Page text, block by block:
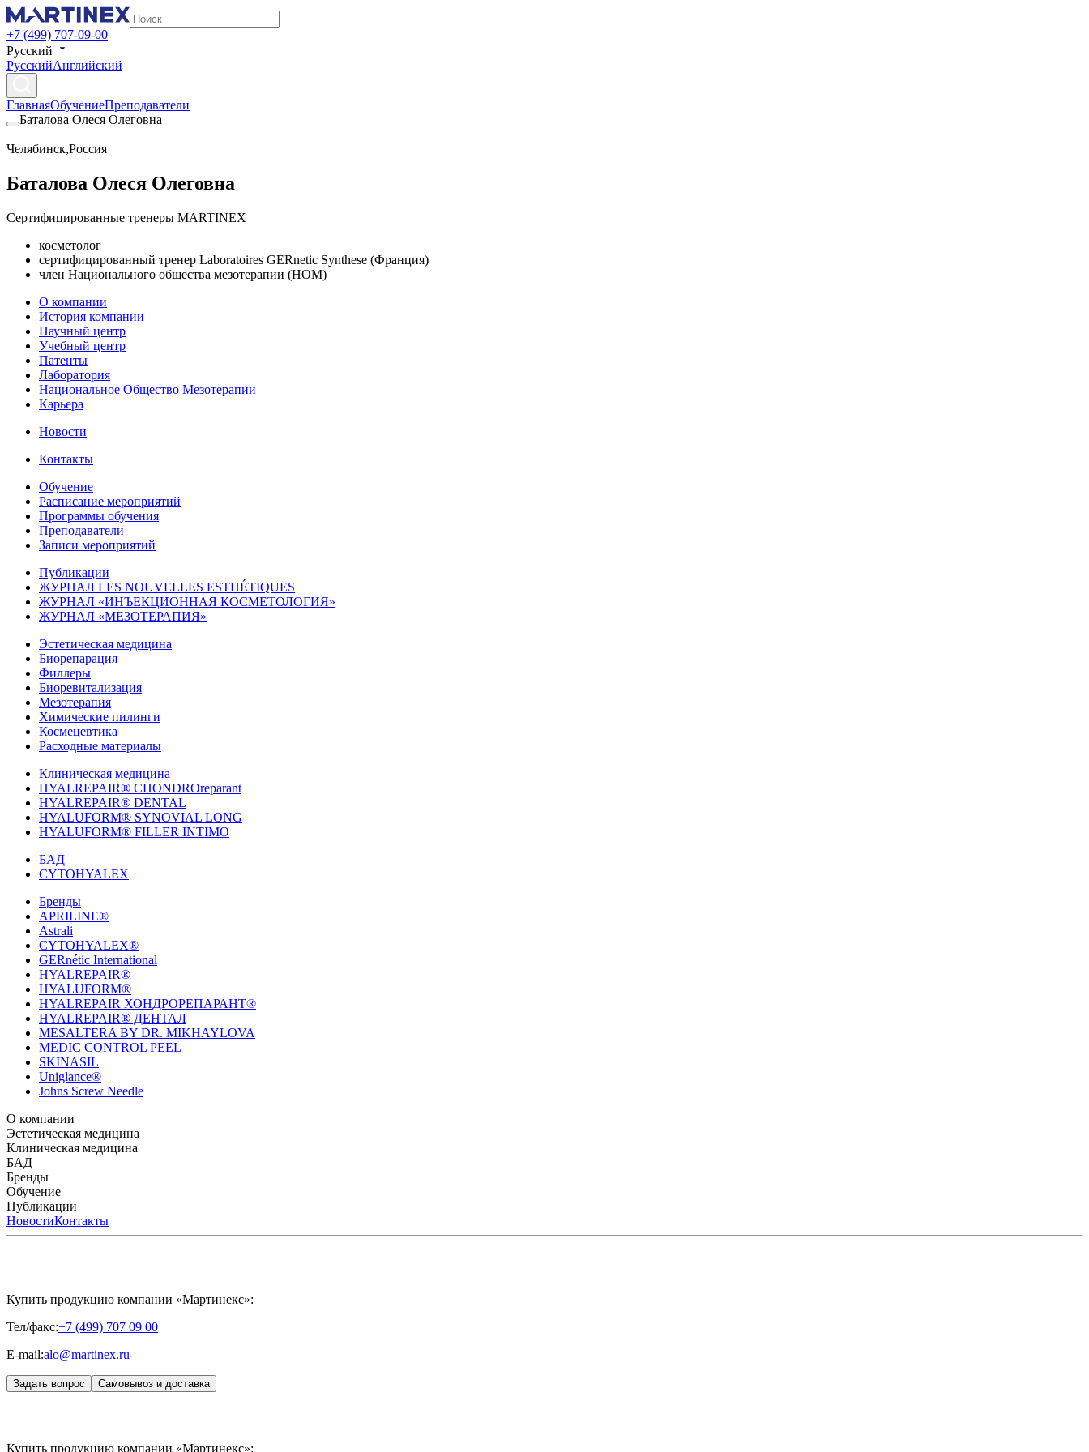
+7 (499) 707-09-00
Русский
РусскийАнглийский
ГлавнаяОбучениеПреподаватели
Баталова Олеся Олеговна
Челябинск,Россия
Баталова Олеся Олеговна
Сертифицированные тренеры MARTINEX
косметолог
сертифицированный тренер Laboratoires GERnetic Synthese (Франция)
член Национального общества мезотерапии (НОМ)
О компании
История компании
Научный центр
Учебный центр
Патенты
Лаборатория
Национальное Общество Мезотерапии
Карьера
Новости
Контакты
Обучение
Расписание мероприятий
Программы обучения
Преподаватели
Записи мероприятий
Публикации
ЖУРНАЛ LES NOUVELLES ESTHÉTIQUES
ЖУРНАЛ «ИНЪЕКЦИОННАЯ КОСМЕТОЛОГИЯ»
ЖУРНАЛ «МЕЗОТЕРАПИЯ»
Эстетическая медицина
Биорепарация
Филлеры
Биоревитализация
Мезотерапия
Химические пилинги
Космецевтика
Расходные материалы
Клиническая медицина
HYALREPAIR® CHONDROreparant
HYALREPAIR® DENTAL
HYALUFORM® SYNOVIAL LONG
HYALUFORM® FILLER INTIMO
БАД
CYTOHYALEX
Бренды
APRILINE®
Astrali
CYTOHYALEX®
GERnétic International
HYALREPAIR®
HYALUFORM®
HYALREPAIR ХОНДРОРЕПАРАНТ®
HYALREPAIR® ДЕНТАЛ
MESALTERA BY DR. MIKHAYLOVA
MEDIC CONTROL PEEL
SKINASIL
Uniglance®
Johns Screw Needle
О компании
История компанииНаучный центр
Эстетическая медицина
БиорепарацияФиллеры
Клиническая медицина
HYALREPAIR® CHONDROreparant
БАД
CYTOHYALEX
Бренды
APRILINE®
MIKHAYLOVA
Обучение
Расписание мероприятий
Публикации
ЖУРНАЛ LES NOUVELLES ESTHÉTIQUES
НовостиКонтакты
Купить продукцию компании «Мартинекс»:
Тел/факс:+7 (499) 707 09 00
E-mail:alo@martinex.ru
Задать вопрос Самовывоз и доставка
Купить продукцию компании «Мартинекс»: